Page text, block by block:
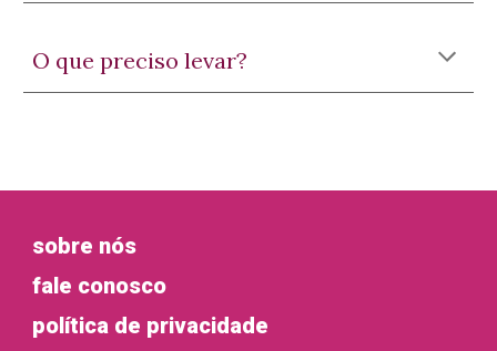
O que preciso levar?
sobre nós
fale conosco
política de privacidade